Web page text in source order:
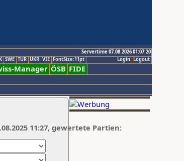
Servertime 07.08.2026 01:07:20
Logout
Login
SWE TUR UKR VIE FontSize:11pt
Manager ÖSB FIDE
11:27, gewertete Partien: